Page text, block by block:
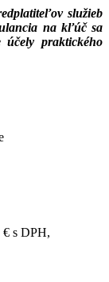
služieb
na kľúč sa
praktického
€ s DPH,